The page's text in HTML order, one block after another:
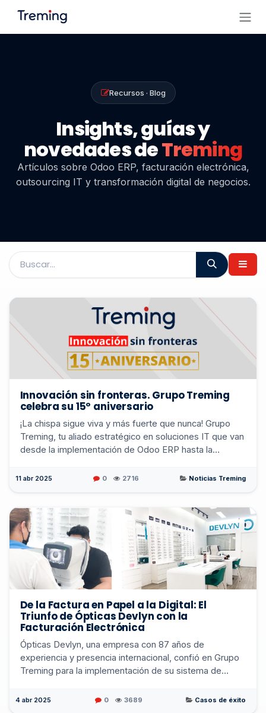
Ir al contenido
Recursos · Blog
Insights, guías y
novedades deTreming
Artículos sobre Odoo ERP, facturación electrónica,
outsourcing IT y transformación digital de negocios.
Innovación sin fronteras. Grupo Treming
celebra su 15º aniversario
¡La chispa sigue viva y más fuerte que nunca! Grupo
Treming, tu aliado estratégico en soluciones IT que van
desde la implementación de Odoo ERP hasta la
11 abr 2025 0 2716 Noticias Treming
De la Factura en Papel a la Digital: El
Triunfo de Ópticas Devlyn con la
Facturación Electrónica
Ópticas Devlyn, una empresa con 87 años de
experiencia y presencia internacional, confió en Grupo
Treming para la implementación de su sistema de
4 abr 2025 0 3689 Casos de éxito